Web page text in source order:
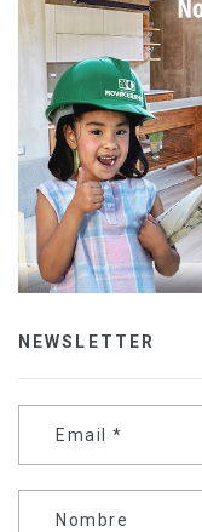
NEWSLETTER
Email *
Nombre